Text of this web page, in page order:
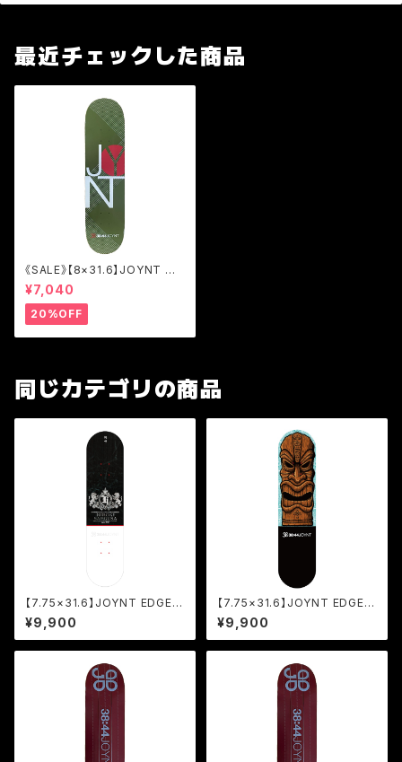
最近チェックした商品
《SALE》【8×31.6】JOYNT M
ODERN OLIVE/TEAM [JM
O]
¥7,040
20%OFF
同じカテゴリの商品
【7.75×31.6】JOYNT EDGE(E
P DECK)/HIROKI SAEGUSA
[JED]
¥9,900
【7.75×31.6】JOYNT EDGE(E
P DECK)/ATSUSHI SATO [J
ED]
¥9,900